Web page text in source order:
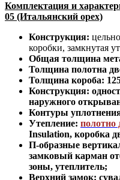
Комплектация и
05 (Итальянский орех)
Конструкция:
коробки, замкнутая
Общая толщина
Толщина полотна
Толщина короба:
Конструкция:
наружного
Контуры
Утепление: полотно
Insulation, коробка
П-образные
замковый карман
зоны, утеплитель;
Верхний замок: